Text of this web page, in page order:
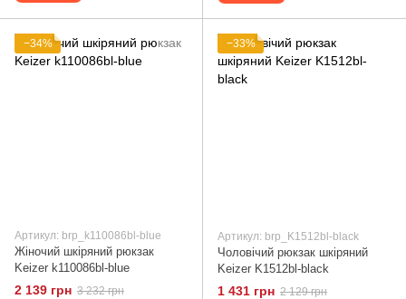
−34%
Артикул: brp_k110086bl-blue
Жіночий шкіряний рюкзак
Keizer k110086bl-blue
2 139 грн 3 232 грн
−33%
Артикул: brp_K1512bl-black
Чоловічий рюкзак шкіряний
Keizer K1512bl-black
1 431 грн 2 129 грн